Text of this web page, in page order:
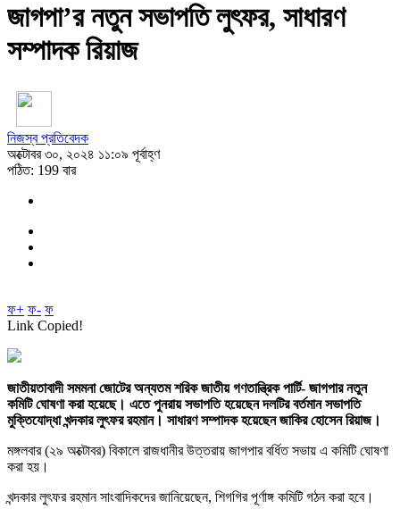
জাগপা’র নতুন সভাপতি লুৎফর, সাধারণ
সম্পাদক রিয়াজ
নিজস্ব প্রতিবেদক
অক্টোবর ৩০, ২০২৪ ১১:০৯ পূর্বাহ্ণ
পঠিত: 199 বার
ফ+ ফ- ফ
Link Copied!
জাতীয়তাবাদী সমমনা জোটের অন্যতম শরিক জাতীয় গণতান্ত্রিক পার্টি- জাগপার নতুন
কমিটি ঘোষণা করা হয়েছে। এতে পুনরায় সভাপতি হয়েছেন দলটির বর্তমান সভাপতি
মুক্তিযোদ্ধা খন্দকার লুৎফর রহমান। সাধারণ সম্পাদক হয়েছেন জাকির হোসেন রিয়াজ।
মঙ্গলবার (২৯ অক্টোবর) বিকালে রাজধানীর উত্তরায় জাগপার বর্ধিত সভায় এ কমিটি ঘোষণা
করা হয়।
খন্দকার লুৎফর রহমান সাংবাদিকদের জানিয়েছেন, শিগগির পূর্ণাঙ্গ কমিটি গঠন করা হবে।